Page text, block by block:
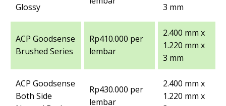
Glossy
3 mm
ACP Goodsense
Brushed Series
Rp410.000 per
lembar
2.400 mm x
1.220 mm x
3 mm
ACP Goodsense
Both Side
Rp430.000 per
lembar
2.400 mm x
1.220 mm x